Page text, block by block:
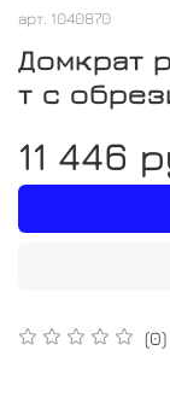
арт. 1040870
Домкрат
т с
(0)
11 446